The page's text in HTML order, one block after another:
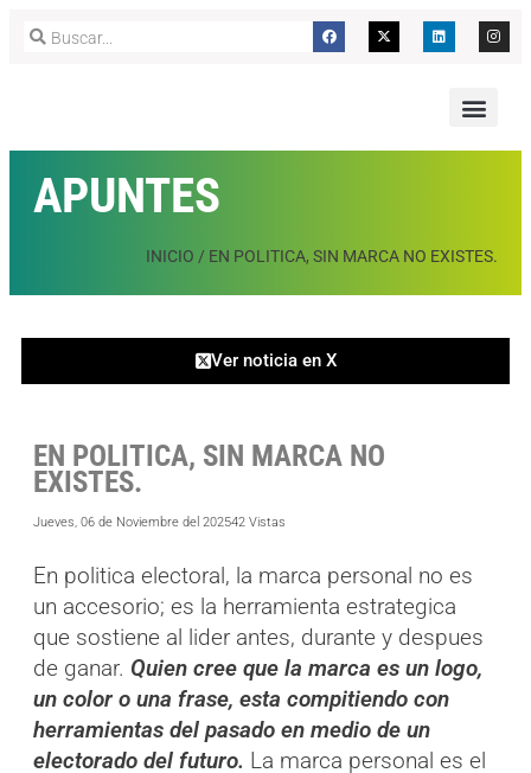
APUNTES
INICIO / EN POLITICA, SIN MARCA NO EXISTES.
Ver noticia en X
EN POLITICA, SIN MARCA NO
EXISTES.
Jueves, 06 de Noviembre del 202542 Vistas
En politica electoral, la marca personal no es
un accesorio; es la herramienta estrategica
que sostiene al lider antes, durante y despues
de ganar. Quien cree que la marca es un logo,
un color o una frase, esta compitiendo con
herramientas del pasado en medio de un
electorado del futuro. La marca personal es el